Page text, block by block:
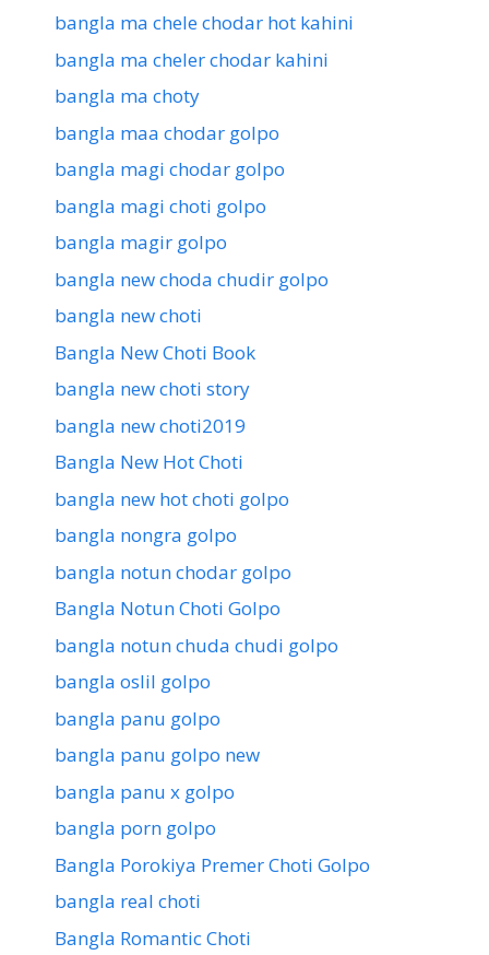
bangla ma chele chodar hot kahini
bangla ma cheler chodar kahini
bangla ma choty
bangla maa chodar golpo
bangla magi chodar golpo
bangla magi choti golpo
bangla magir golpo
bangla new choda chudir golpo
bangla new choti
Bangla New Choti Book
bangla new choti story
bangla new choti2019
Bangla New Hot Choti
bangla new hot choti golpo
bangla nongra golpo
bangla notun chodar golpo
Bangla Notun Choti Golpo
bangla notun chuda chudi golpo
bangla oslil golpo
bangla panu golpo
bangla panu golpo new
bangla panu x golpo
bangla porn golpo
Bangla Porokiya Premer Choti Golpo
bangla real choti
Bangla Romantic Choti